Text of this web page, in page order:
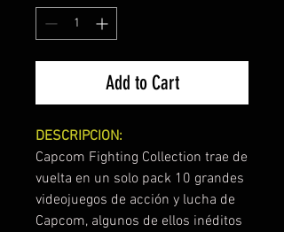
Add to Cart
DESCRIPCION:
Capcom Fighting Collection trae de
vuelta en un solo pack 10 grandes
videojuegos de acción y lucha de
Capcom, algunos de ellos inéditos